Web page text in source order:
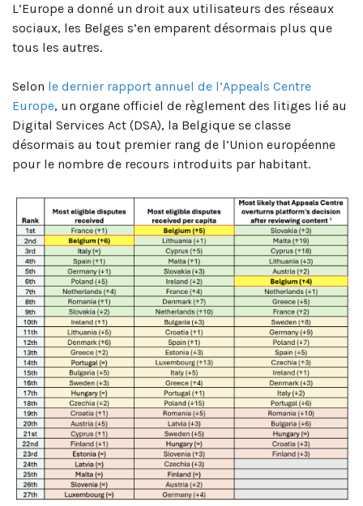
L’Europe a donné un droit aux utilisateurs des réseaux
sociaux, les Belges s’en emparent désormais plus que
tous les autres.
Selon le dernier rapport annuel de l’Appeals Centre
Europe, un organe officiel de règlement des litiges lié au
Digital Services Act (DSA), la Belgique se classe
désormais au tout premier rang de l’Union européenne
pour le nombre de recours introduits par habitant.